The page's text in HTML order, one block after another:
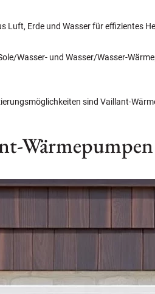
Erde und Wasser für effizientes
Wasser- und Wasser/Wasser-
sind Vaillant-
Wärmepumpen